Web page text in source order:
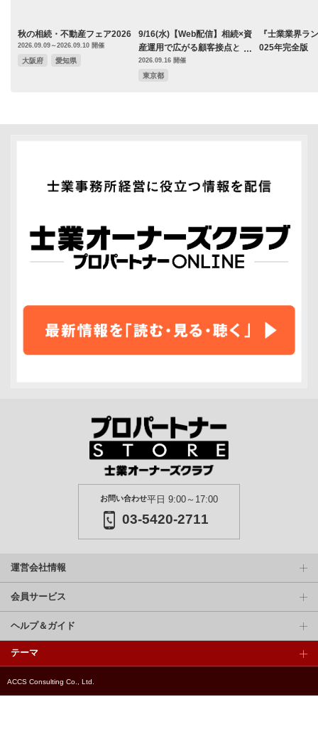
秋の相続・不動産フェア2026
2026.09.09～2026.09.10 開催
大阪府 愛知県
9/16(水)【Web配信】相続×資
産運用で広がる顧客接点と支
援の可能性
2026.09.16 開催
東京都
『士業業界ラ
025年完全版
お問い合わせ平日 9:00～17:00
03-5420-2711
運営会社情報
会員サービス
ヘルプ＆ガイド
テーマ
ACCS Consulting Co., Ltd.